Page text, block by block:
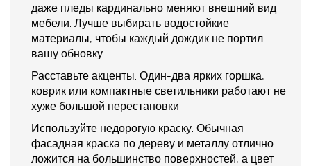
даже пледы кардинально меняют внешний вид
мебели. Лучше выбирать водостойкие
материалы, чтобы каждый дождик не портил
вашу обновку.
Расставьте акценты. Один-два ярких горшка,
коврик или компактные светильники работают не
хуже большой перестановки.
Используйте недорогую краску. Обычная
фасадная краска по дереву и металлу отлично
ложится на большинство поверхностей, а цвет